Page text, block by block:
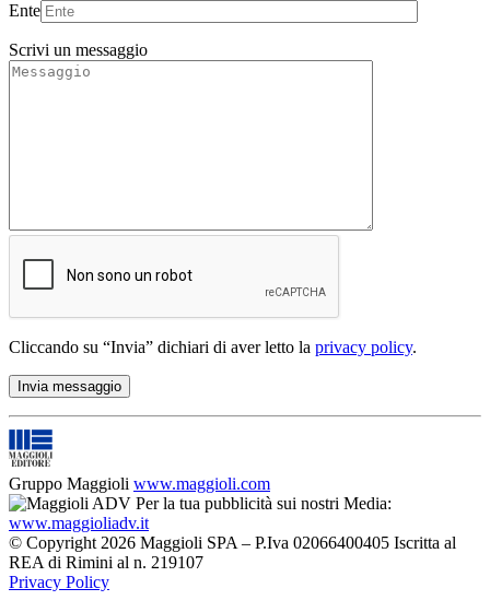
Ente
Scrivi un messaggio
Cliccando su “Invia” dichiari di aver letto la privacy policy.
Gruppo Maggioli www.maggioli.com
Per la tua pubblicità sui nostri Media:
www.maggioliadv.it
© Copyright 2026 Maggioli SPA – P.Iva 02066400405 Iscritta al
REA di Rimini al n. 219107
Privacy Policy